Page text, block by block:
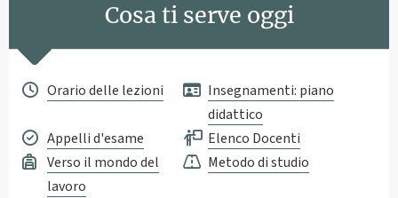
Cosa ti serve oggi
Orario delle lezioni
Insegnamenti: piano
didattico
Appelli d'esame
Elenco Docenti
Verso il mondo del
lavoro
Metodo di studio